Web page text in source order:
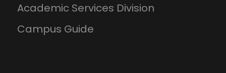
Academic Services Division
Campus Guide